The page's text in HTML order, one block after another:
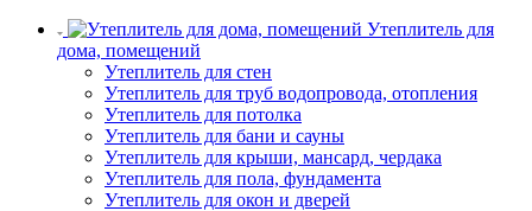
Утеплитель для
дома, помещений
Утеплитель для стен
Утеплитель для труб водопровода, отопления
Утеплитель для потолка
Утеплитель для бани и сауны
Утеплитель для крыши, мансард, чердака
Утеплитель для пола, фундамента
Утеплитель для окон и дверей